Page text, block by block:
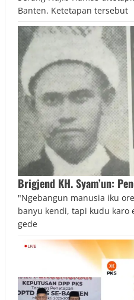
Banten. Ketetapan tersebut
Brigjend KH. Syam’un:
"Ngebangun manusia iku
banyu kendi, tapi kudu karo
gede